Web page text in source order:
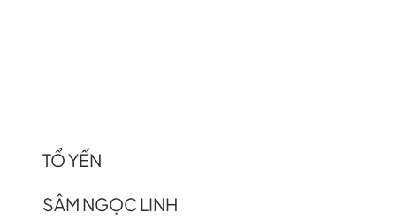
TỔ YẾN
SÂM NGỌC LINH